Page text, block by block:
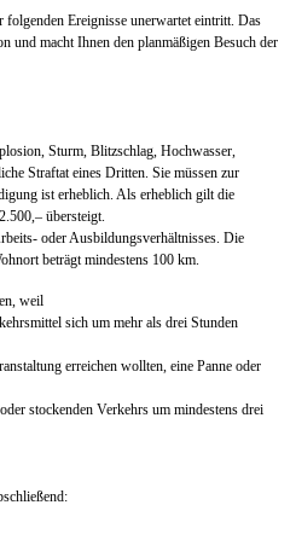
Ereignisse unerwartet eintritt. Das
und macht Ihnen den planmäßigen Besuch der
Sturm, Blitzschlag, Hochwasser,
Straftat eines Dritten. Sie müssen zur
ist erheblich. Als erheblich gilt die
übersteigt.
oder Ausbildungsverhältnisses. Die
beträgt mindestens 100 km.
weil
sich um mehr als drei Stunden
erreichen wollten, eine Panne oder
stockenden Verkehrs um mindestens drei